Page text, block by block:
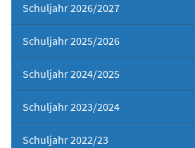
Schuljahr 2026/2027
Schuljahr 2025/2026
Schuljahr 2024/2025
Schuljahr 2023/2024
Schuljahr 2022/23